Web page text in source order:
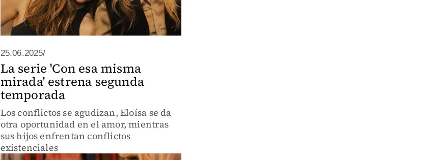
25.06.2025/
La serie 'Con esa misma
mirada' estrena segunda
temporada
Los conflictos se agudizan, Eloísa se da
otra oportunidad en el amor, mientras
sus hijos enfrentan conflictos
existenciales